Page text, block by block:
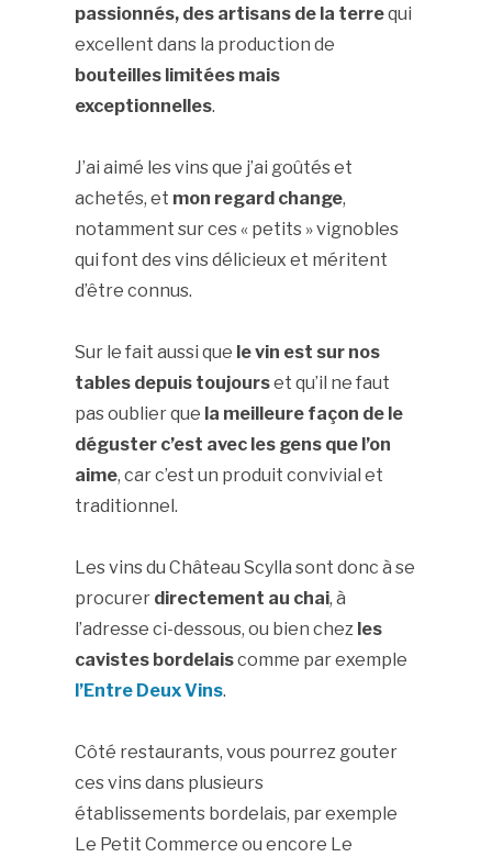
passionnés, des artisans de la terrequi
excellent dans la production de
bouteilles limitées mais
exceptionnelles.
J’ai aimé les vins que j’ai goûtés et
achetés, et mon regard change,
notamment sur ces « petits » vignobles
qui font des vins délicieux et méritent
d’être connus.
Sur le fait aussi que le vin est sur nos
tables depuis toujourset qu’il ne faut
pas oublier que la meilleure façon de le
déguster c’est avec les gens que l’on
aime, car c’est un produit convivial et
traditionnel.
Les vins du Château Scylla sont donc à se
procurerdirectement au chai, à
l’adresse ci-dessous, ou bien chez les
cavistes bordelaiscomme par exemple
l’Entre Deux Vins.
Côté restaurants, vous pourrez gouter
ces vins dans plusieurs
établissements bordelais, par exemple
Le Petit Commerce ou encore Le